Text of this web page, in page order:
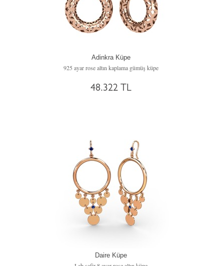
Adinkra Küpe
925 ayar rose altın kaplama gümüş küpe
48.322 TL
Daire Küpe